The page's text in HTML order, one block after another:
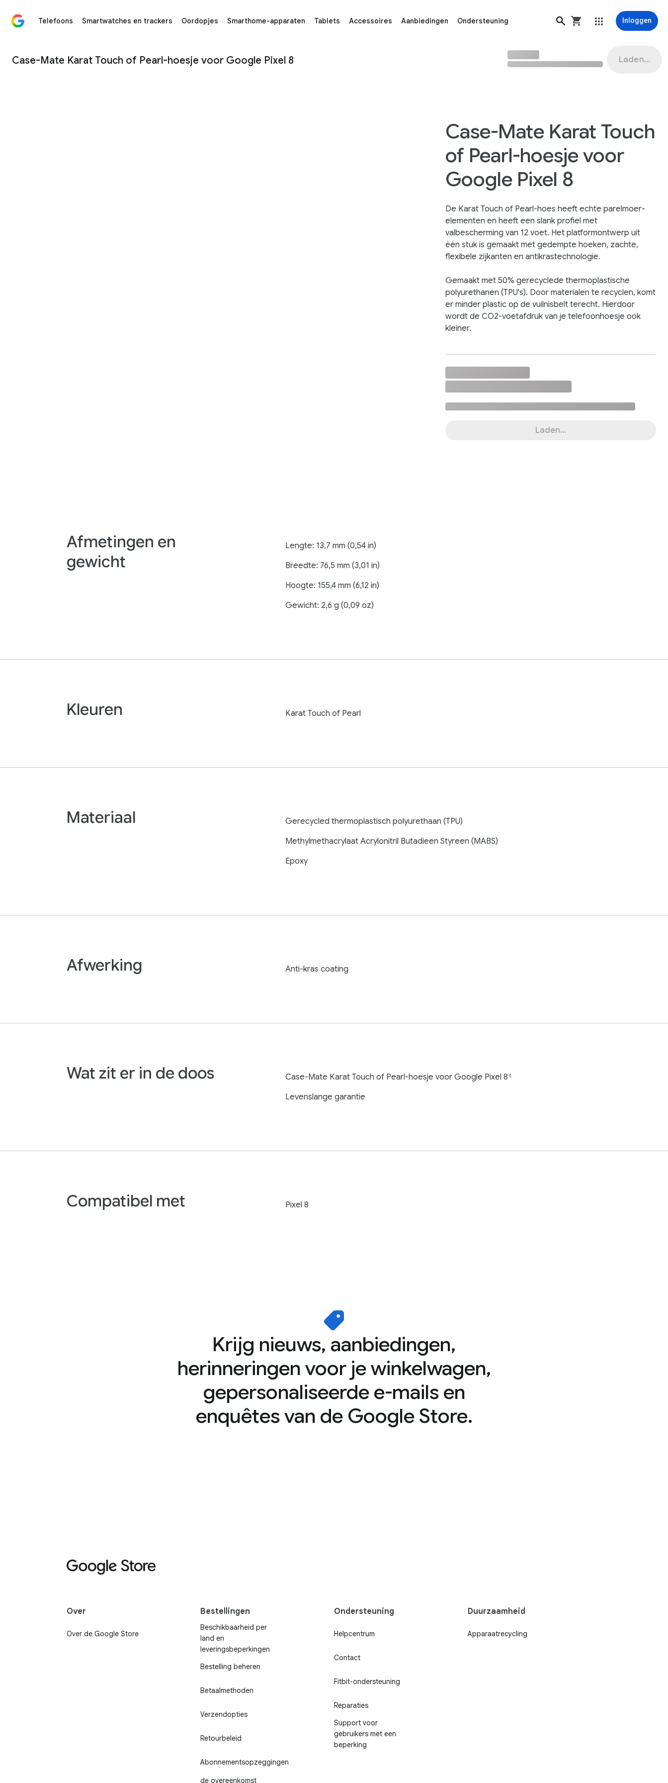
Telefoons Smartwatches en trackers Oordopjes Smarthome-apparaten Tablets Accessoires Aanbiedingen Ondersteuning Inloggen
Case-Mate Karat Touch of Pearl-hoesje voor Google Pixel 8 - Google Store
Case-Mate Karat Touch of Pearl-hoesje voor Google Pixel 8 Laden...
Case-Mate Karat Touch
of Pearl-hoesje voor
Google Pixel 8
De Karat Touch of Pearl-hoes heeft echte parelmoer-
elementen en heeft een slank profiel met
valbescherming van 12 voet. Het platformontwerp uit
één stuk is gemaakt met gedempte hoeken, zachte,
flexibele zijkanten en antikrastechnologie.
Gemaakt met 50% gerecyclede thermoplastische
polyurethanen (TPU's). Door materialen te recyclen, komt
er minder plastic op de vuilnisbelt terecht. Hierdoor
wordt de CO2-voetafdruk van je telefoonhoesje ook
kleiner.
Laden...
Afmetingen en
gewicht
Lengte: 13,7 mm (0,54 in)
Breedte: 76,5 mm (3,01 in)
Hoogte: 155,4 mm (6,12 in)
Gewicht: 2,6 g (0,09 oz)
Kleuren Karat Touch of Pearl
Materiaal
Gerecycled thermoplastisch polyurethaan (TPU)
Methylmethacrylaat Acrylonitril Butadieen Styreen (MABS)
Epoxy
Afwerking Anti-kras coating
Wat zit er in de doos Case-Mate Karat Touch of Pearl-hoesje voor Google Pixel 8 ‡
Levenslange garantie
Compatibel met Pixel 8
Krijg nieuws, aanbiedingen,
herinneringen voor je winkelwagen,
gepersonaliseerde e-mails en
enquêtes van de Google Store.
Over
Over de Google Store
Bestellingen
Beschikbaarheid per
land en
leveringsbeperkingen
Bestelling beheren
Betaalmethoden
Verzendopties
Retourbeleid
Abonnementsopzeggingen
de overeenkomst
Ondersteuning
Helpcentrum
Contact
Fitbit-ondersteuning
Reparaties
Support voor
gebruikers met een
beperking
Duurzaamheid
Apparaatrecycling